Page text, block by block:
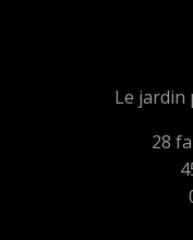
Le jardin
28